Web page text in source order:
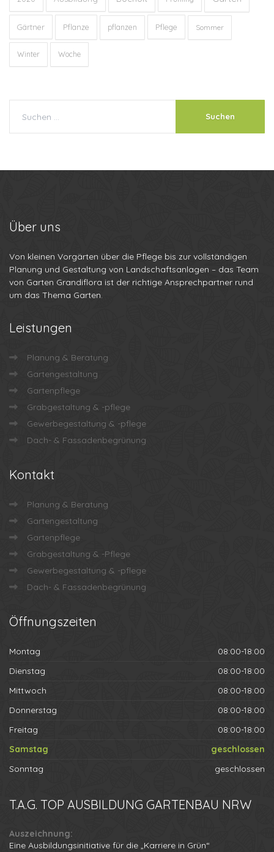
Gärtner Pflanze pflanzen Pflege Sommer
Winter Woche
Über uns
Von kleinen Vorgärten über die Pflege bis zur vollständigen
Planung und Gestaltung von Landschaftsanlagen – das Team
von Garten Grandiflora ist der richtige Ansprechpartner rund
um das Thema Garten.
Leistungen
Planung & Beratung
Gartengestaltung
Gartenpflege
Grabgestaltung & -pflege
Gewerbegestaltung & -pflege
Dach- & Fassadenbegrünung
Kontakt
Planung & Beratung
Gartengestaltung
Gartenpflege
Grabgestaltung & -Pflege
Gewerbegestaltung & -pflege
Dach- & Fassadenbegrünung
Öffnungszeiten
Montag
08:00-18:00
Dienstag
08:00-18:00
Mittwoch
08:00-18:00
Donnerstag
08:00-18:00
Freitag
08:00-18:00
Samstag
geschlossen
Sonntag
geschlossen
T.A.G. TOP AUSBILDUNG GARTENBAU NRW
Auszeichnung:
Eine Ausbildungsinitiative für die „Karriere in Grün“